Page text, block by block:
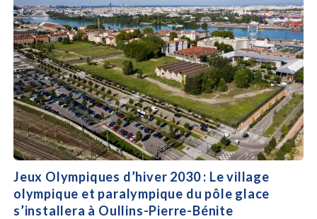
Jeux Olympiques d’hiver 2030 : Le village
olympique et paralympique du pôle glace
s’installera à Oullins-Pierre-Bénite